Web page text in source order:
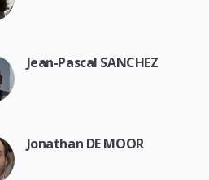
Jean-Pascal SANCHEZ
Jonathan DE MOOR